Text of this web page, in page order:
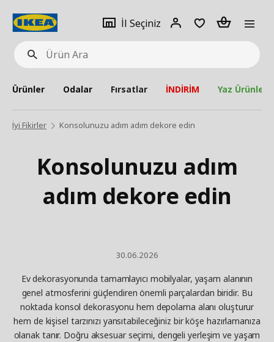
Ürün
Ara
İl Seçiniz
Giriş
Adet
Ürünler Odalar Fırsatlar İNDİRİM Yaz Ürünleri
İyi Fikirler Konsolunuzu adım adım dekore edin
Konsolunuzu adım
adım dekore edin
30.06.2026
Ev dekorasyonunda tamamlayıcı mobilyalar, yaşam alanının
genel atmosferini güçlendiren önemli parçalardan biridir. Bu
noktada konsol dekorasyonu hem depolama alanı oluşturur
hem de kişisel tarzınızı yansıtabileceğiniz bir köşe hazırlamanıza
olanak tanır. Doğru aksesuar seçimi, dengeli yerleşim ve yaşam